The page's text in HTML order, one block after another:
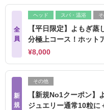
全
員
ヘッド スパ・温浴
【平日限定】よもぎ
分極上コース！ホット
¥8,000
新
規
その他
【新規No1クーポン】
ジュエリー通常10粒に